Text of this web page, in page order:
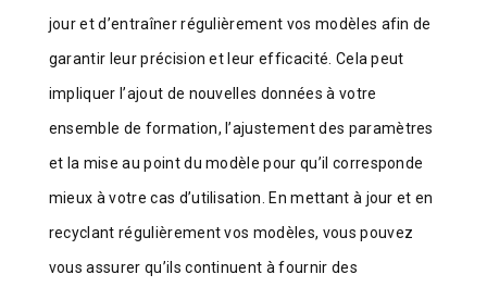
jour et d’entraîner régulièrement vos modèles afin de
garantir leur précision et leur efficacité. Cela peut
impliquer l’ajout de nouvelles données à votre
ensemble de formation, l’ajustement des paramètres
et la mise au point du modèle pour qu’il corresponde
mieux à votre cas d’utilisation. En mettant à jour et en
recyclant régulièrement vos modèles, vous pouvez
vous assurer qu’ils continuent à fournir des